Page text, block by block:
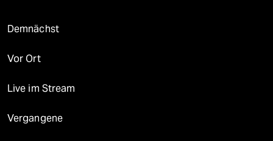
Demnächst
Vor Ort
Live im Stream
Vergangene